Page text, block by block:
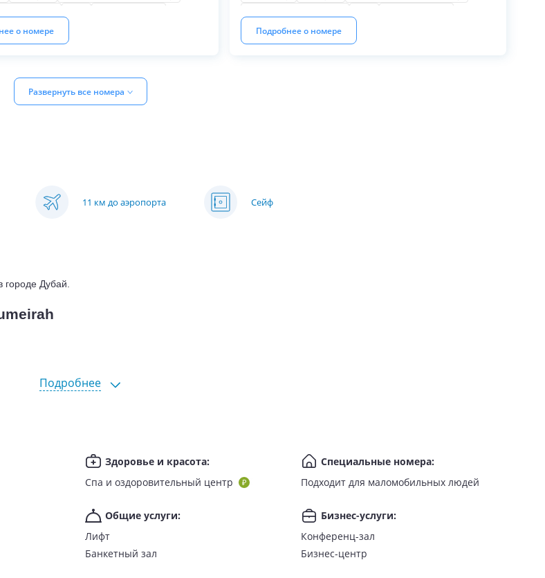
стол
Шкаф или гардероб
о номере
Письменный стол
Шкаф или гардероб
Подробнее о номере
Развернуть все номера
11 км до аэропорта Сейф
городе Дубай.
Подробнее
Здоровье и красота:
Спа и оздоровительный центр
Общие услуги:
Лифт
Банкетный зал
Специальные номера:
Подходит для маломобильных людей
Бизнес-услуги:
Конференц-зал
Бизнес-центр